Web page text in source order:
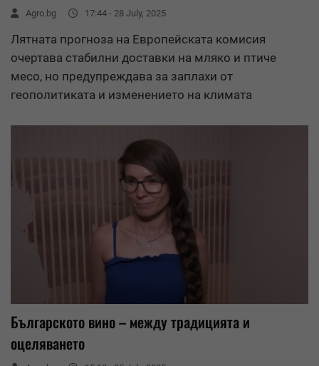
Agro.bg 17:44 - 28 July, 2025
Лятната прогноза на Европейската комисия
очертава стабилни доставки на мляко и птиче
месо, но предупреждава за заплахи от
геополитиката и изменението на климата
Българското вино – между традицията и
оцеляването